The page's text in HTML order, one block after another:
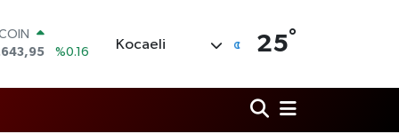
%0.06
%0.02
Kocaeli 25°